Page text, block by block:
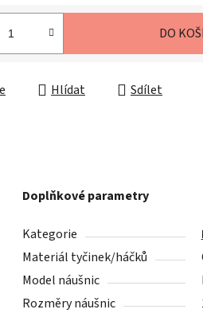
DO
Hlídat Sdílet
Doplňkové parametry
Kategorie
Materiál tyčinek/háčků
Model náušnic
Rozměry náušnic